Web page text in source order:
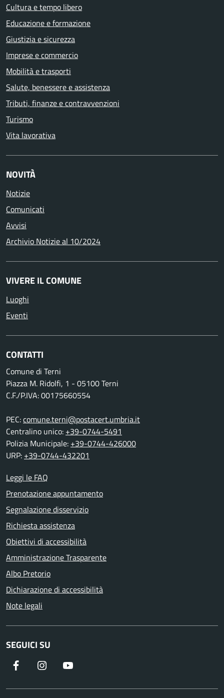
Cultura e tempo libero
Educazione e formazione
Giustizia e sicurezza
Imprese e commercio
Mobilità e trasporti
Salute, benessere e assistenza
Tributi, finanze e contravvenzioni
Turismo
Vita lavorativa
NOVITÀ
Notizie
Comunicati
Avvisi
Archivio Notizie al 10/2024
VIVERE IL COMUNE
Luoghi
Eventi
CONTATTI
Comune di Terni
Piazza M. Ridolfi, 1 - 05100 Terni
C.F./P.IVA: 00175660554
PEC:comune.terni@postacert.umbria.it
Centralino unico: +39-0744-5491
Polizia Municipale: +39-0744-426000
URP: +39-0744-432201
Leggi le FAQ
Prenotazione appuntamento
Segnalazione disservizio
Richiesta assistenza
Obiettivi di accessibilità
Amministrazione Trasparente
Albo Pretorio
Dichiarazione di accessibilità
Note legali
SEGUICI SU